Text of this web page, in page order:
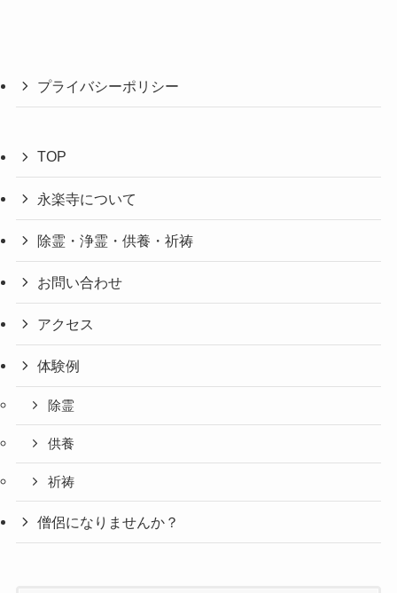
プライバシーポリシー
TOP
永楽寺について
除霊・浄霊・供養・祈祷
お問い合わせ
アクセス
体験例
除霊
供養
祈祷
僧侶になりませんか？